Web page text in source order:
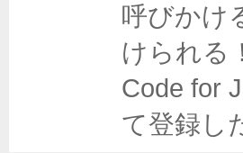
呼びかけ
けられる
Code for
て登録し